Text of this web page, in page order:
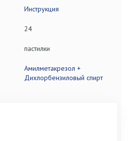
Инструкция
24
пастилки
Амилметакрезол +
Дихлорбензиловый спирт